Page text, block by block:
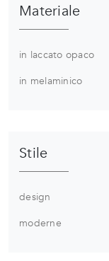
Materiale
in laccato opaco
in melaminico
Stile
design
moderne